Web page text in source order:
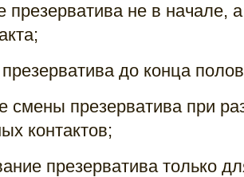
презерватива не в начале,
до конца
смены презерватива при
контактов;
презерватива только